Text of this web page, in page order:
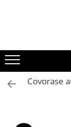
ACCESORII AUTO
Abtibild / Sticker
Baby on Board
RO; EU
Covorase